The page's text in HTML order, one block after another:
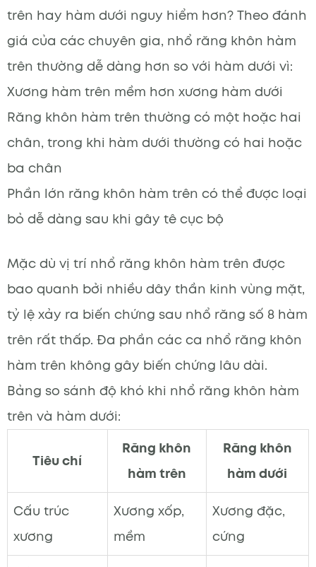
trên hay hàm dưới nguy hiểm hơn? Theo đánh
giá của các chuyên gia, nhổ răng khôn hàm
trên thường dễ dàng hơn so với hàm dưới vì:
Xương hàm trên mềm hơn xương hàm dưới
Răng khôn hàm trên thường có một hoặc hai
chân, trong khi hàm dưới thường có hai hoặc
ba chân
Phần lớn răng khôn hàm trên có thể được loại
bỏ dễ dàng sau khi gây tê cục bộ
Mặc dù vị trí nhổ răng khôn hàm trên được
bao quanh bởi nhiều dây thần kinh vùng mặt,
tỷ lệ xảy ra biến chứng sau nhổ răng số 8 hàm
trên rất thấp. Đa phần các ca nhổ răng khôn
hàm trên không gây biến chứng lâu dài.
Bảng so sánh độ khó khi nhổ răng khôn hàm
trên và hàm dưới:
Tiêu chí
Răng khôn
hàm trên
Răng khôn
hàm dưới
Cấu trúc
xương
Xương xốp,
mềm
Xương đặc,
cứng